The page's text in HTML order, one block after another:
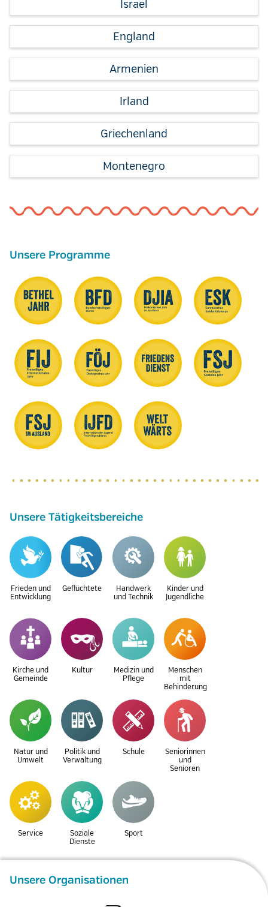
Israel
England
Armenien
Irland
Griechenland
Montenegro
Unsere Programme
Unsere Tätigkeitsbereiche
Frieden und
Entwicklung
Geflüchtete
Handwerk
und Technik
Kinder und
Jugendliche
Kirche und
Gemeinde
Kultur
Medizin und
Pflege
Menschen
mit
Behinderung
Natur und
Umwelt
Politik und
Verwaltung
Schule
Seniorinnen
und
Senioren
Service
Soziale
Dienste
Sport
Unsere Organisationen